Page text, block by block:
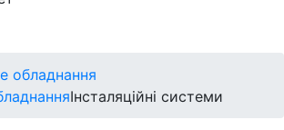
обладнання
Інсталяційні системи